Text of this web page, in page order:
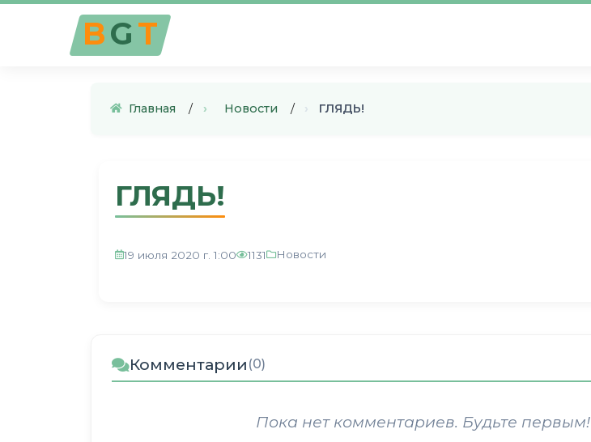
BGT
Главная › Новости › ГЛЯДЬ!
ГЛЯДЬ!
19 июля 2020 г. 1:00 1131 Новости
Комментарии (0)
Пока нет комментариев. Будьте первым!